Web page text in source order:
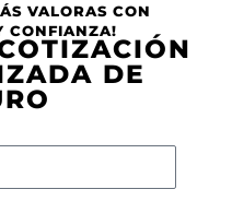
VALORAS CON
CONFIANZA!
DE